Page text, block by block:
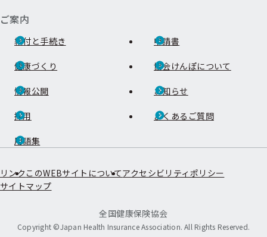
ご案内
給付と手続き 申請書
健康づくり 協会けんぽについて
情報公開 お知らせ
採用 よくあるご質問
用語集
リンク このWEBサイトについてアクセシビリティポリシー
サイトマップ
全国健康保険協会
Copyright ©Japan Health Insurance Association. All Rights Reserved.